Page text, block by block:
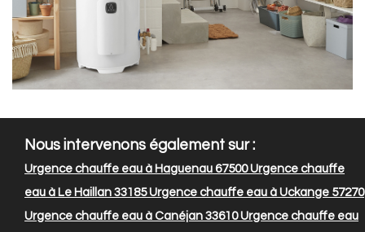
Nous intervenons également sur :
Urgence chauffe eau à Haguenau 67500Urgence chauffe
eau à Le Haillan 33185Urgence chauffe eau à Uckange 57270
Urgence chauffe eau à Canéjan 33610Urgence chauffe eau